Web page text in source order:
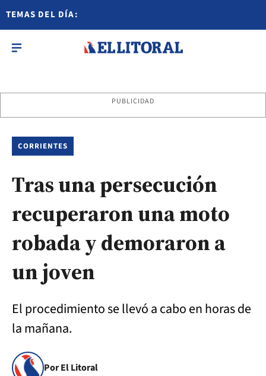
TEMAS DEL DÍA:
PUBLICIDAD
CORRIENTES
Tras una persecución
recuperaron una moto
robada y demoraron a
un joven
El procedimiento se llevó a cabo en horas de
la mañana.
Por El Litoral